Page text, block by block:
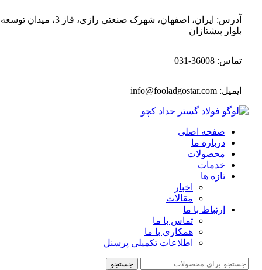
آدرس: ایران، اصفهان، شهرک صنعتی رازی، فاز 3، میدان
بلوار پیشتازان
تماس: 36008-031
ایمیل: info@fooladgostar.com
صفحه اصلی
درباره ما
محصولات
خدمات
تازه ها
اخبار
مقالات
ارتباط با ما
تماس با ما
همکاری با ما
اطلاعات تکمیلی پرسنل
جستجو